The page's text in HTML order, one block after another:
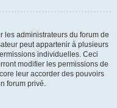
les administrateurs du forum de
peut appartenir à plusieurs
individuelles. Ceci
modifier les permissions de
leur accorder des pouvoirs
forum privé.